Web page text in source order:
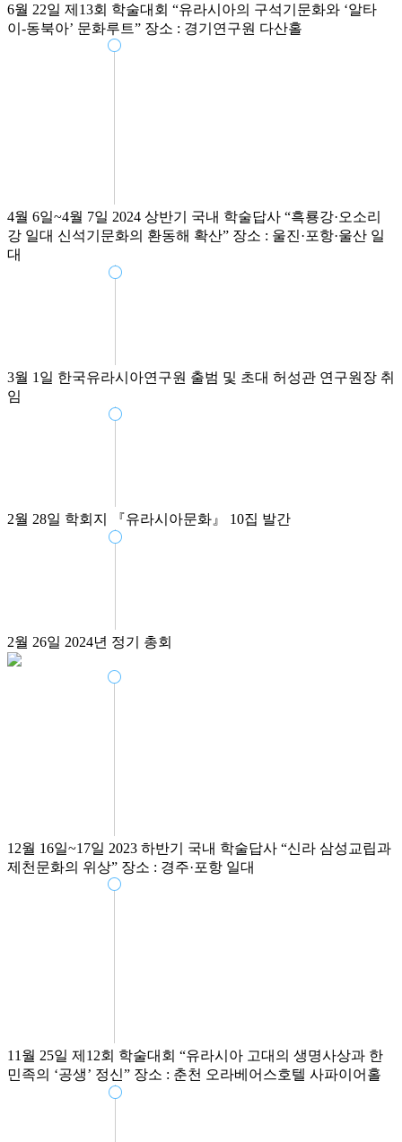
6월 22일 제13회 학술대회 “유라시아의 구석기문화와 ‘알타
이-동북아’ 문화루트” 장소 : 경기연구원 다산홀
4월 6일~4월 7일 2024 상반기 국내 학술답사 “흑룡강·오소리
강 일대 신석기문화의 환동해 확산” 장소 : 울진·포항·울산 일
대
3월 1일 한국유라시아연구원 출범 및 초대 허성관 연구원장 취
임
2월 28일 학회지 『유라시아문화』 10집 발간
2월 26일 2024년 정기 총회
12월 16일~17일 2023 하반기 국내 학술답사 “신라 삼성교립과
제천문화의 위상” 장소 : 경주·포항 일대
11월 25일 제12회 학술대회 “유라시아 고대의 생명사상과 한
민족의 ‘공생’ 정신” 장소 : 춘천 오라베어스호텔 사파이어홀